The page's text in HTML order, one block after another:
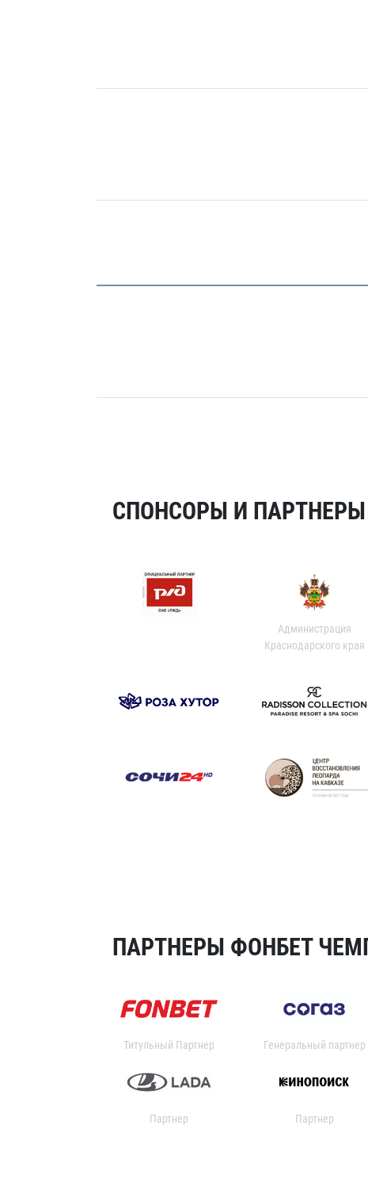
СПОНСОРЫ И ПАРТНЕРЫ
Администрация
Краснодарского края
ПАРТНЕРЫ ФОНБЕТ
Титульный Партнер Генеральный партнер
Партнер Партнер